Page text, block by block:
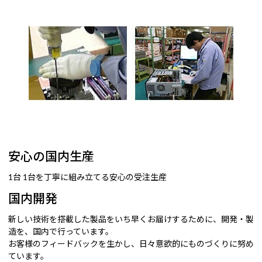
安心の国内生産
1台 1台を丁寧に組み立てる安心の受注生産
国内開発
新しい技術を搭載した製品をいち早くお届けするために、開発・製
造を、国内で行っています。
お客様のフィードバックを生かし、日々意欲的にものづくりに努め
ています。